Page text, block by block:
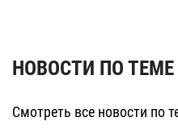
НОВОСТИ ПО ТЕМЕ
Смотреть все новости по